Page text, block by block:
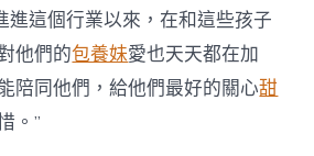
進這個行業以來，在和這些孩子
他們的包養妹愛也天天都在加
陪同他們，給他們最好的關心甜
。”